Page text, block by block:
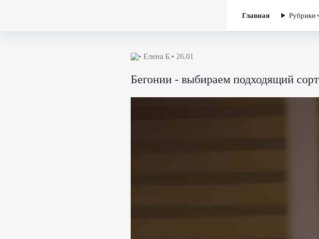
Главная Рубрики
• Елена Б.• 26.01
Бегонии - выбираем подходящий сорт